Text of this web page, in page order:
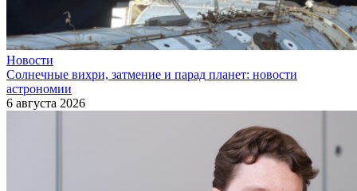
Новости
Солнечные вихри, затмение и парад планет: новости
астрономии
6 августа 2026